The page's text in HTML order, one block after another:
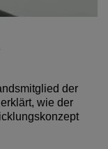
der
wie der